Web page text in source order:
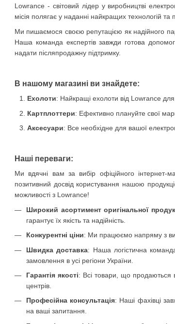
Lowrance - світовий лідер у виробництві
місія полягає у наданні найкращих технологій
Ми пишаємося своєю репутацією як надійного
Наша команда експертів завжди готова
надати післяпродажну підтримку.
В нашому магазині ви знайдете:
Ехолоти: Найкращі ехолоти від Lowrance для
Картплоттери: Ефективно плануйте свої
Аксесуари: Все необхідне для вашої
Наші переваги:
Ми вдячні вам за вибір офіційного
позитивний досвід користування нашою
можливості з Lowrance!
Широкий асортимент оригінальної
гарантує їх якість та надійність.
Конкурентні ціни: Ми працюємо напряму з
Швидка доставка: Наша логістична
замовлення в усі регіони України.
Гарантія якості: Всі товари, що продаються
центрів.
Професійна консультація: Наші фахівці
на ваші запитання.